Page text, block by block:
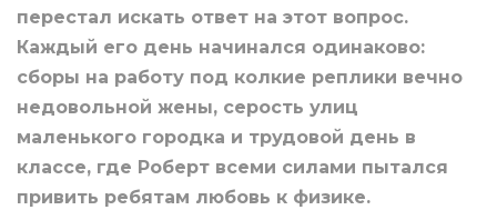
перестал искать ответ на этот вопрос.
Каждый его день начинался одинаково:
сборы на работу под колкие реплики вечно
недовольной жены, серость улиц
маленького городка и трудовой день в
классе, где Роберт всеми силами пытался
привить ребятам любовь к физике.